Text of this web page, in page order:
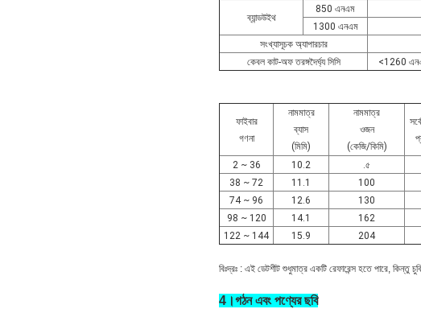
ব্যান্ডউইথ
850 এনএম
1300 এনএম
সংখ্যাসূচক অ্যাপারচার
কেবল কাট-অফ তরঙ্গদৈর্ঘ্য সিসি
<1260
ফাইবার
গণনা
নামমাত্র
ব্যাস
(মিমি)
নামমাত্র
ওজন
(কেজি/কিমি)
2 ~ 36
10.2 .৫
38 ~ 72
11.1 100
74 ~ 96
12.6 130
98 ~ 120
14.1 162
122 ~ 144
15.9 204
বিঃদ্রঃ : এই ডেটশীট শুধুমাত্র একটি রেফারেন্স হতে পারে, কিন্তু
4।গঠন এবং পণ্যের ছবি